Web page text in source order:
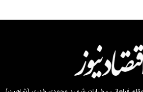
بخر !
بخر !